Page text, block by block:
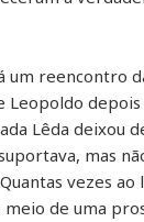
um reencontro
Leopoldo depois
Lêda deixou
mas
vezes
meio de uma